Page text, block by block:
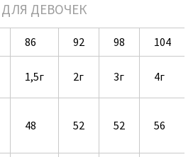
ДЛЯ ДЕВОЧЕК
86 92 98
104
1,5г 2г 3г 4г
48 52 52 56